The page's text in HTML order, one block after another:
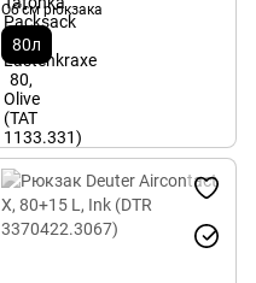
Об'єм рюкзака
80л